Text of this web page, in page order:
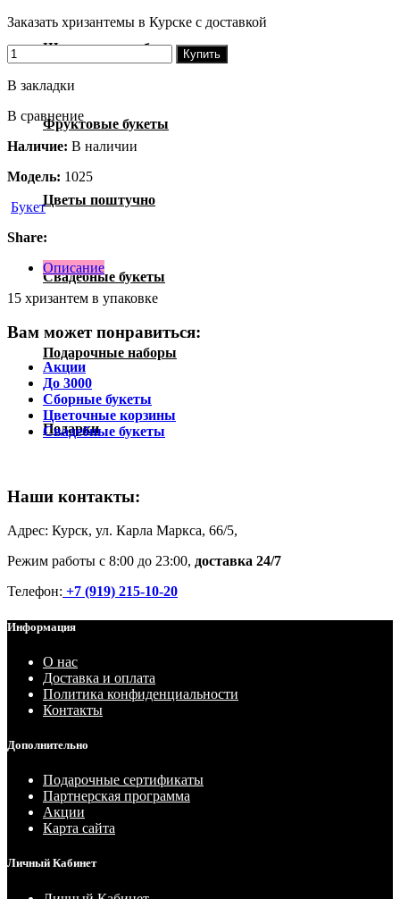
Шляпные коробки
Фруктовые букеты
Цветы поштучно
Свадебные букеты
Подарочные наборы
Подарки
Заказать хризантемы в Курске с доставкой
Купить
В закладки
В сравнение
Наличие: В наличии
Модель: 1025
Букет
Share:
Описание
15 хризантем в упаковке
Вам может понравиться:
Акции
До 3000
Сборные букеты
Цветочные корзины
Свадебные букеты
Наши контакты:
Адрес: Курск, ул. Карла Маркса, 66/5,
Режим работы с 8:00 до 23:00, доставка 24/7
Телефон: +7 (919) 215-10-20
Информация
О нас
Доставка и оплата
Политика конфиденциальности
Контакты
Дополнительно
Подарочные сертификаты
Партнерская программа
Акции
Карта сайта
Личный Кабинет